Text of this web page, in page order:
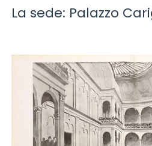
La sede: Palazzo